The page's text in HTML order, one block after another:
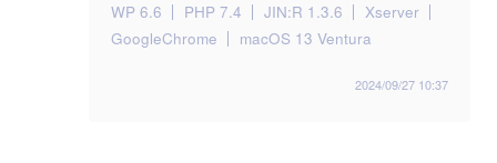
WP 6.6 PHP 7.4 JIN:R 1.3.6
Xserver
GoogleChrome
macOS 13 Ventura
2024/09/27 10:37